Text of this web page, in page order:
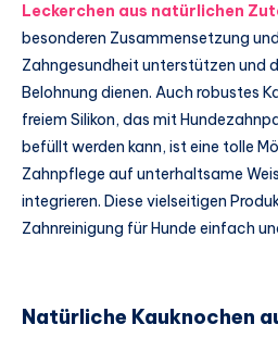
Leckerchen aus natürlichen
besonderen Zusammensetzung
Zahngesundheit unterstützen und
Belohnung dienen. Auch robustes
freiem Silikon, das mit
befüllt werden kann, ist eine tolle
Zahnpflege auf unterhaltsame
integrieren. Diese vielseitigen
Zahnreinigung für Hunde einfach
Natürliche Kauknochen